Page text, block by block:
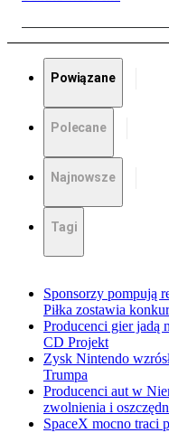
Powiązane
Polecane
Najnowsze
Tagi
Sponsorzy pompują
Piłka zostawia
Producenci gier jadą
CD Projekt
Zysk Nintendo
Trumpa
Producenci aut w
zwolnienia i
SpaceX mocno traci